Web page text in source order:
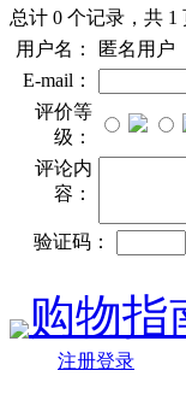
总计 0 个记录，共 1
用户名：
匿名用户
E-mail：
评价等
级：
评论内
容：
验证码：
购物指
注册登录